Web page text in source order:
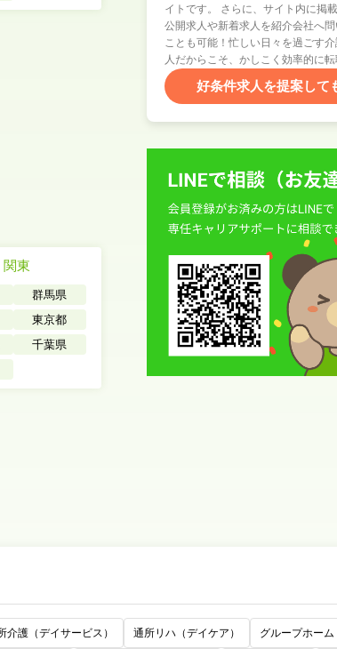
関東
群馬県
東京都
千葉県
イトです。 さらに、サイト内に掲
公開求人や新着求人を紹介会社へ
ことも可能！忙しい日々を過ごす介
人だからこそ、かしこく効率的に転
好条件求人を提案して
介護（デイサービス） 通所リハ（デイケア） グループホーム